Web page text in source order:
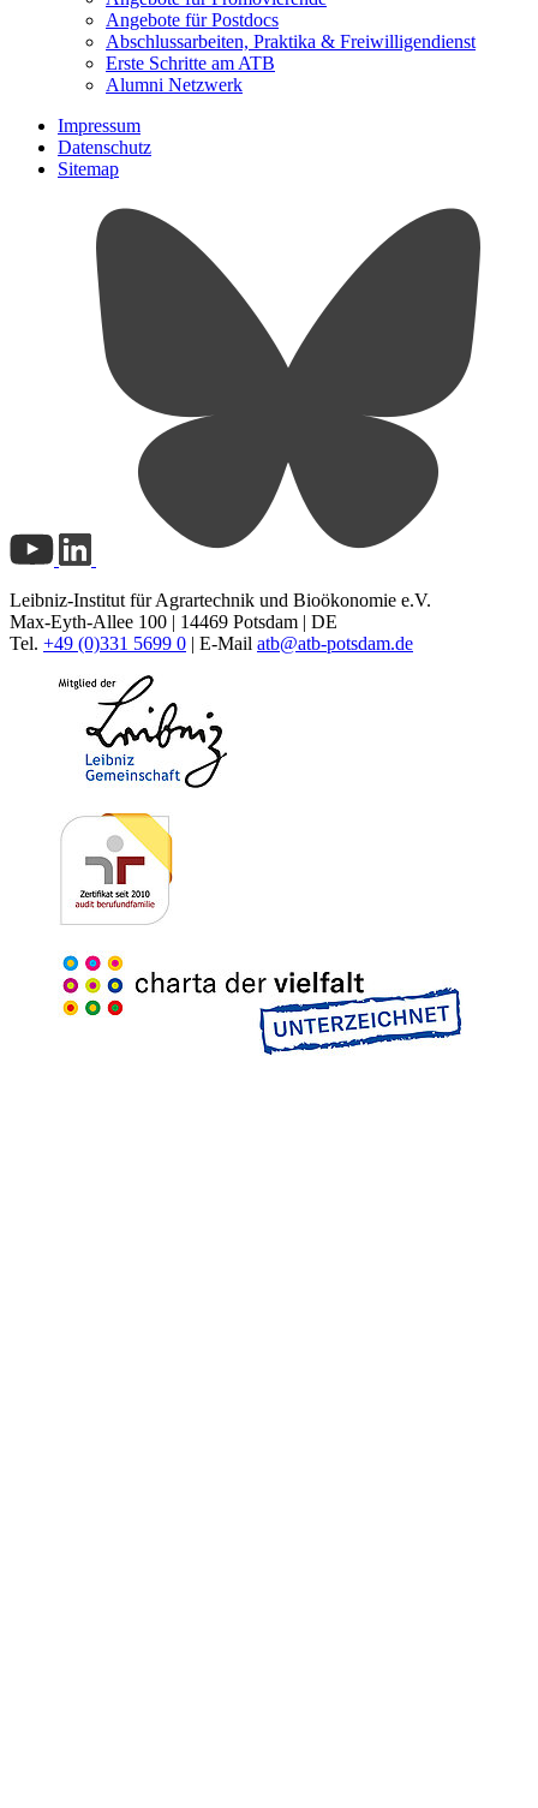
Angebote für Postdocs
Abschlussarbeiten, Praktika & Freiwilligendienst
Erste Schritte am ATB
Alumni Netzwerk
Impressum
Datenschutz
Sitemap
Leibniz-Institut für Agrartechnik und Bioökonomie e.V.
Max-Eyth-Allee 100 | 14469 Potsdam | DE
Tel. +49 (0)331 5699 0 | E-Mail atb@atb-potsdam.de